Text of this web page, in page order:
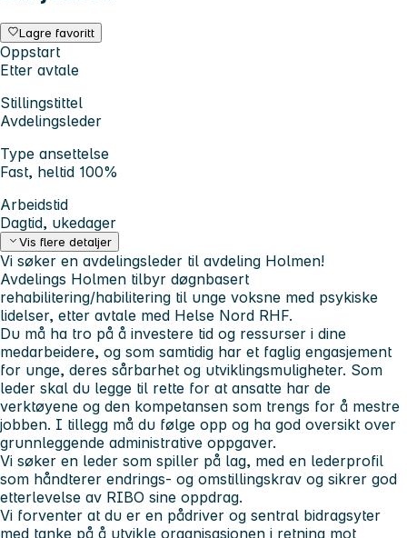
Lagre favoritt
Oppstart
Etter avtale
Stillingstittel
Avdelingsleder
Type ansettelse
Fast, heltid 100%
Arbeidstid
Dagtid, ukedager
Vis flere detaljer
Vi søker en avdelingsleder til avdeling Holmen!
Avdelings Holmen tilbyr døgnbasert
rehabilitering/habilitering til unge voksne med psykiske
lidelser, etter avtale med Helse Nord RHF.
Du må ha tro på å investere tid og ressurser i dine
medarbeidere, og som samtidig har et faglig engasjement
for unge, deres sårbarhet og utviklingsmuligheter. Som
leder skal du legge til rette for at ansatte har de
verktøyene og den kompetansen som trengs for å mestre
jobben. I tillegg må du følge opp og ha god oversikt over
grunnleggende administrative oppgaver.
Vi søker en leder som spiller på lag, med en lederprofil
som håndterer endrings- og omstillingskrav og sikrer god
etterlevelse av RIBO sine oppdrag.
Vi forventer at du er en pådriver og sentral bidragsyter
med tanke på å utvikle organisasjonen i retning mot